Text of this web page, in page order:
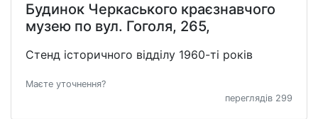
Будинок Черкаського краєзнавчого
музею по вул. Гоголя, 265,
Стенд історичного відділу 1960-ті років
Маєте уточнення?
переглядів 299